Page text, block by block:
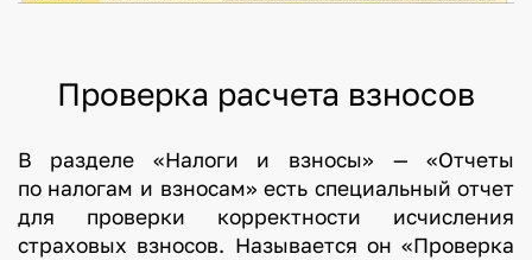
Проверка расчета взносов
В разделе «Налоги и взносы» — «Отчеты
по налогам и взносам» есть специальный отчет
для проверки корректности исчисления
страховых взносов. Называется он «Проверка